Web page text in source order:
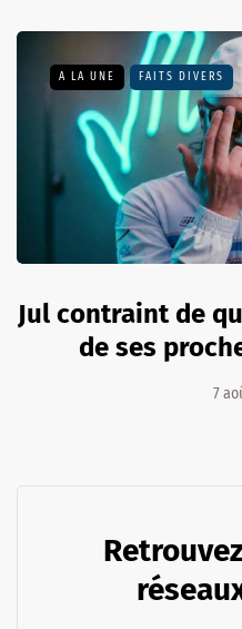
A LA UNE FAITS DIVERS
Jul contraint de
de ses
7